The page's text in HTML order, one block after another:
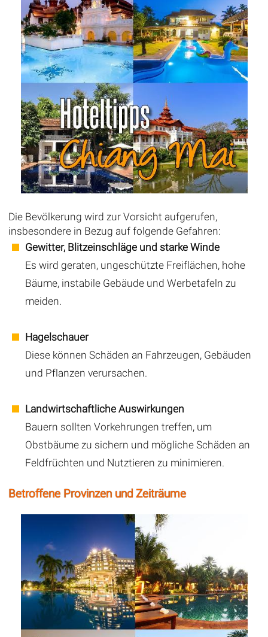
Die Bevölkerung wird zur Vorsicht aufgerufen,
insbesondere in Bezug auf folgende Gefahren:
Gewitter, Blitzeinschläge und starke Winde
Es wird geraten, ungeschützte Freiflächen, hohe
Bäume, instabile Gebäude und Werbetafeln zu
meiden.
Hagelschauer
Diese können Schäden an Fahrzeugen, Gebäuden
und Pflanzen verursachen.
Landwirtschaftliche Auswirkungen
Bauern sollten Vorkehrungen treffen, um
Obstbäume zu sichern und mögliche Schäden an
Feldfrüchten und Nutztieren zu minimieren.
Betroffene Provinzen und Zeiträume